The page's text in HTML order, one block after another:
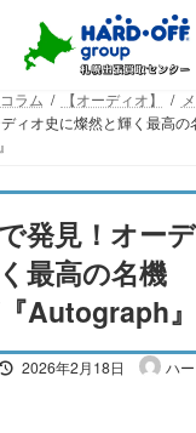
コラム 【オーディオ】
ィオ史に燦然と輝く最高の
発見！オー
最高の名機
Autograph』
最
2026年2月18日
ハ